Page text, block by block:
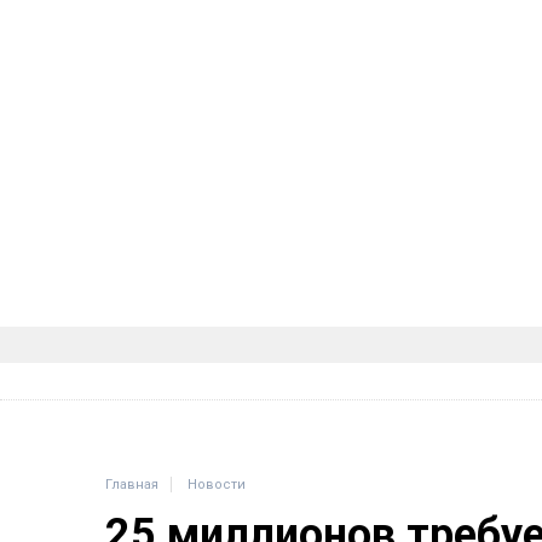
Главная Новости